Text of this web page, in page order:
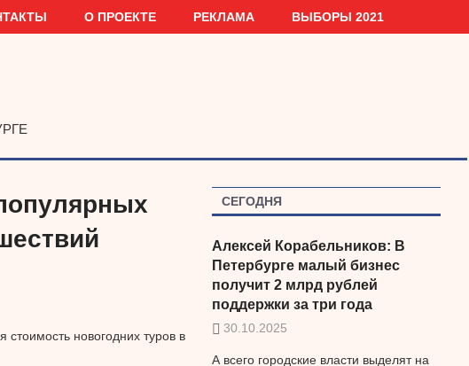
О ПРОЕКТЕ РЕКЛАМА ВЫБОРЫ 2021
новогодних туров в
СЕГОДНЯ
Алексей Корабельников: В
Петербурге малый бизнес
получит 2 млрд рублей
поддержки за три года
30.10.2025
А всего городские власти выделят на